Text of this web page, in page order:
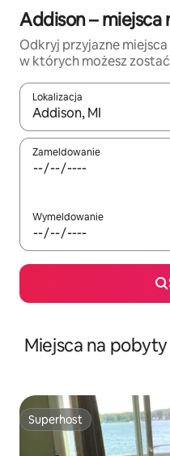
Addison –
Odkryj przyjazne
w których możesz zostać
Lokalizacja
Gdy wyniki będą
Zameldowanie
Wymeldowanie
Miejsca na
Superhost
Superhost